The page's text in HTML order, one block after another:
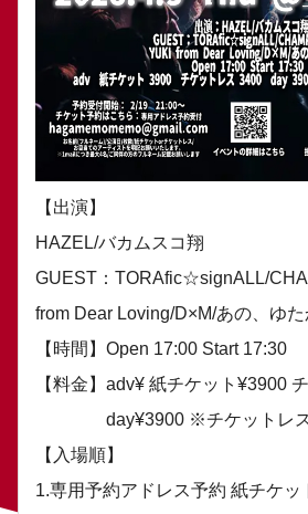
【出演】
HAZEL/バカムスコ翔
GUEST：TORAfic☆signALL/
from Dear Loving/D×M/あの、ゆた
【時間】Open 17:00 Start 17:30
【料金】adv¥ 紙チケット¥3900
day¥3900 ※チケットレス
【入場順】
1.専用予約アドレス予約 紙チケッ